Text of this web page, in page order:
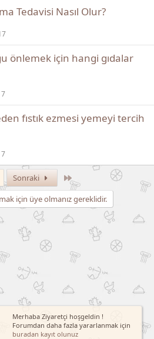
Tedavisi Nasıl Olur?
önlemek için hangi gıdalar
fıstık ezmesi yemeyi tercih
Sonraki
için üye olmanız gereklidir.
Merhaba Ziyaretçi hoşgeldin !
Forumdan daha fazla yararlanmak için
buradan kayıt olunuz